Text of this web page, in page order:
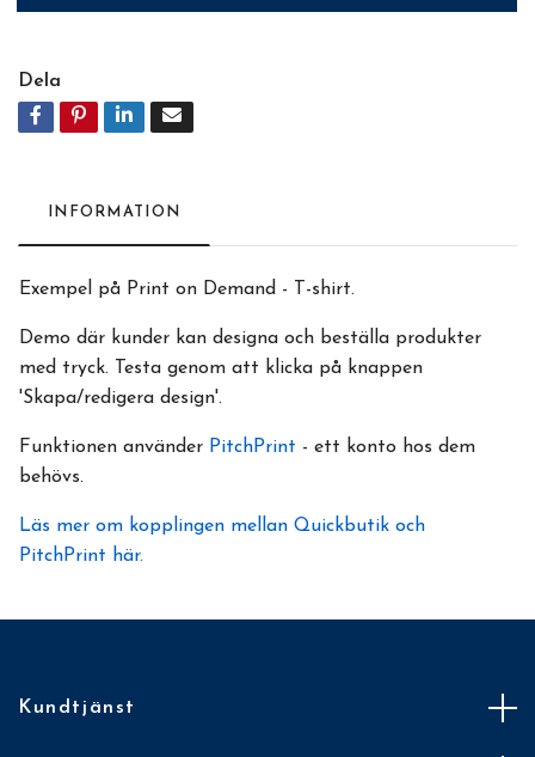
Dela
INFORMATION
Exempel på Print on Demand - T-shirt.
Demo där kunder kan designa och beställa produkter
med tryck. Testa genom att klicka på knappen
'Skapa/redigera design'.
Funktionen använder PitchPrint - ett konto hos dem
behövs.
Läs mer om kopplingen mellan Quickbutik och
PitchPrint här.
Kundtjänst